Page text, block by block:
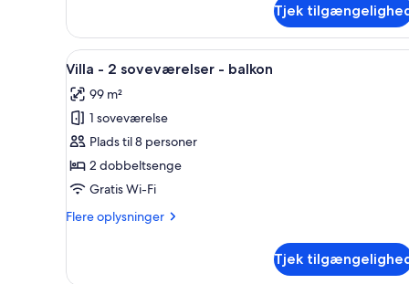
Roll-
In
Shower)
1
soveværelse
-
(Mobility
Accessible,
Roll-
In
Shower)
Tjek
Indlæs
alle
billeder
af
Villa
-
2
-
En moderne stue med sofa,
8
Villa - 2 soveværelser - balkon
99 m²
1 soveværelse
Plads til 8 personer
2 dobbeltsenge
Gratis Wi-Fi
Flere oplysninger
Flere
Tjek